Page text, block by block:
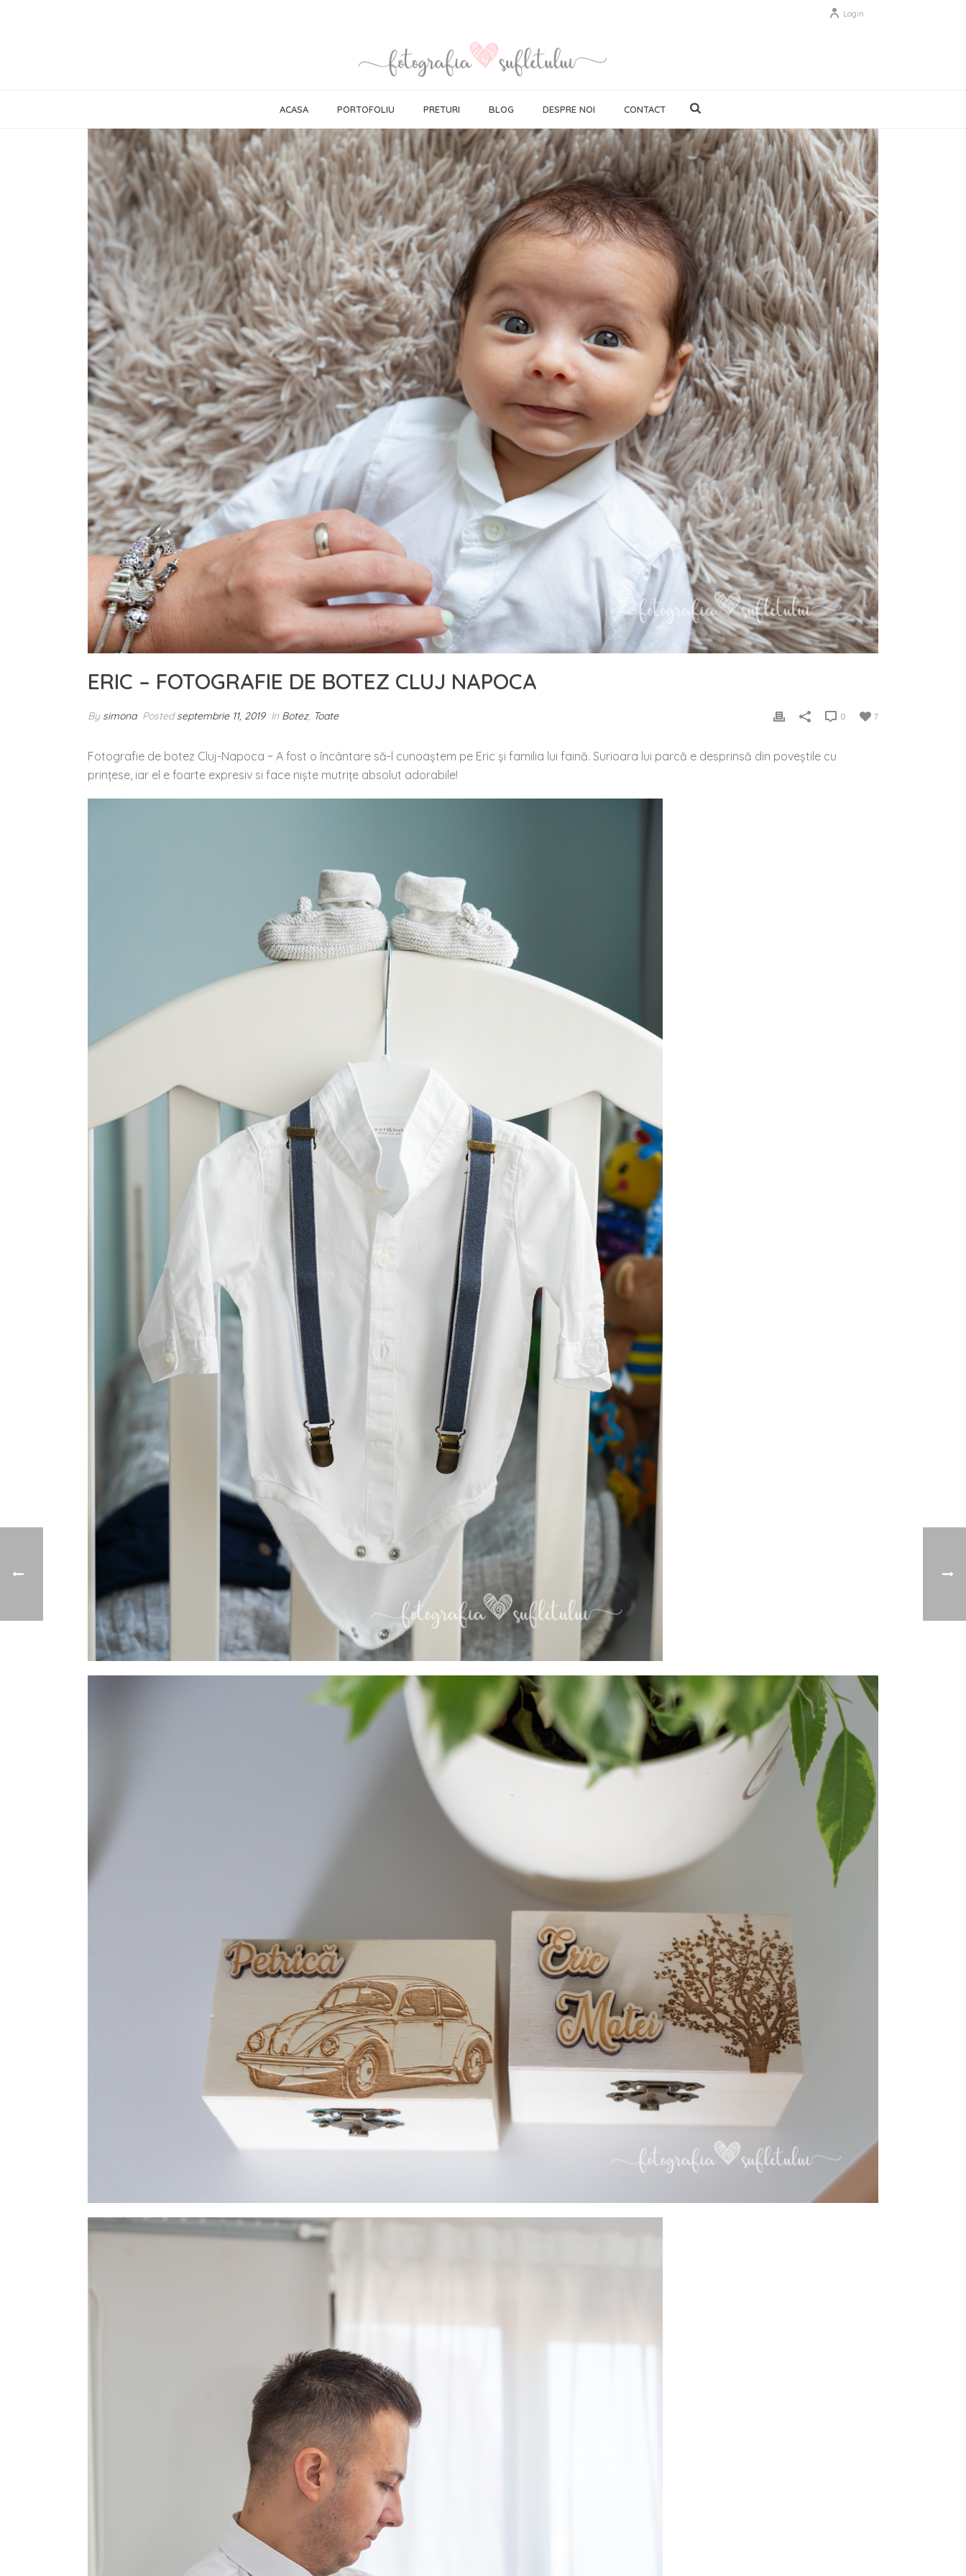
Login
ACASA PORTOFOLIU PRETURI BLOG DESPRE NOI CONTACT
ERIC – FOTOGRAFIE DE BOTEZ CLUJ NAPOCA
By simona Postedseptembrie 11, 2019 In Botez, Toate 7
0
Fotografie de botez Cluj-Napoca ~ A fost o încântare să-l cunoaștem pe Eric și familia lui faină. Surioara lui parcă e desprinsă din poveștile cu
prințese, iar el e foarte expresiv si face niște mutrițe absolut adorabile!